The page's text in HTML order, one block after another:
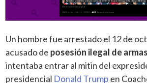
Un hombre fue arrestado el 12 de
acusado de posesión ilegal de armas
intentaba entrar al mitin del
presidencial Donald Trump en